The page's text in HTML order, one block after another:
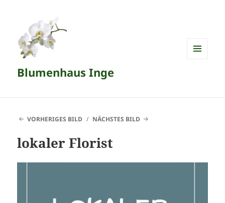
Blumenhaus Inge
VORHERIGES BILD NÄCHSTES BILD
lokaler Florist